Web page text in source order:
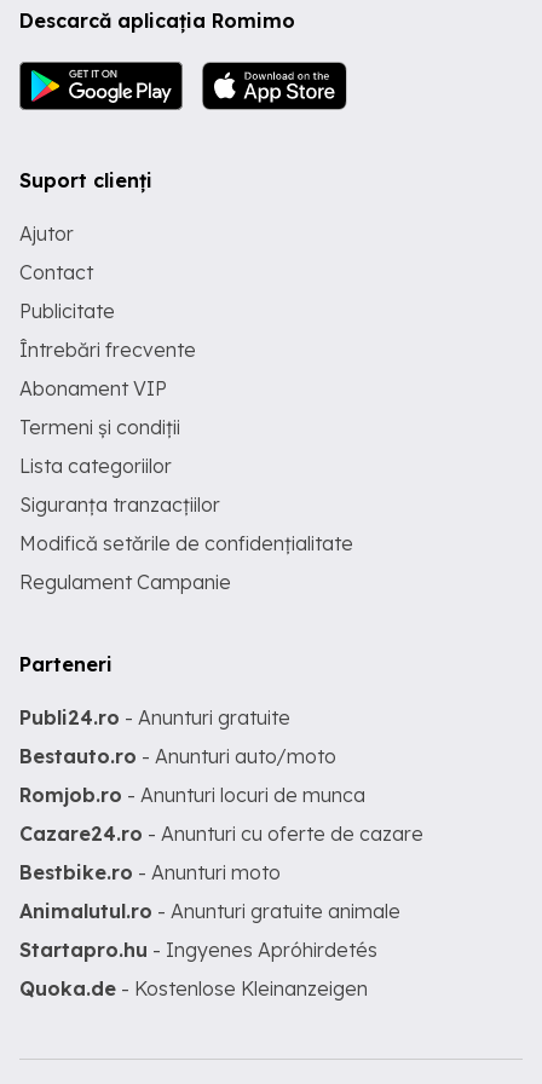
Descarcă aplicația Romimo
Suport clienți
Ajutor
Contact
Publicitate
Întrebări frecvente
Abonament VIP
Termeni și condiții
Lista categoriilor
Siguranța tranzacțiilor
Modifică setările de confidențialitate
Regulament Campanie
Parteneri
Publi24.ro - Anunturi gratuite
Bestauto.ro - Anunturi auto/moto
Romjob.ro - Anunturi locuri de munca
Cazare24.ro - Anunturi cu oferte de cazare
Bestbike.ro - Anunturi moto
Animalutul.ro - Anunturi gratuite animale
Startapro.hu - Ingyenes Apróhirdetés
Quoka.de - Kostenlose Kleinanzeigen